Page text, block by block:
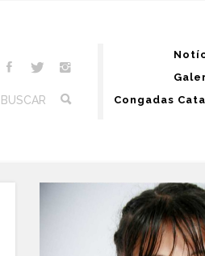
BUSCAR
Congadas